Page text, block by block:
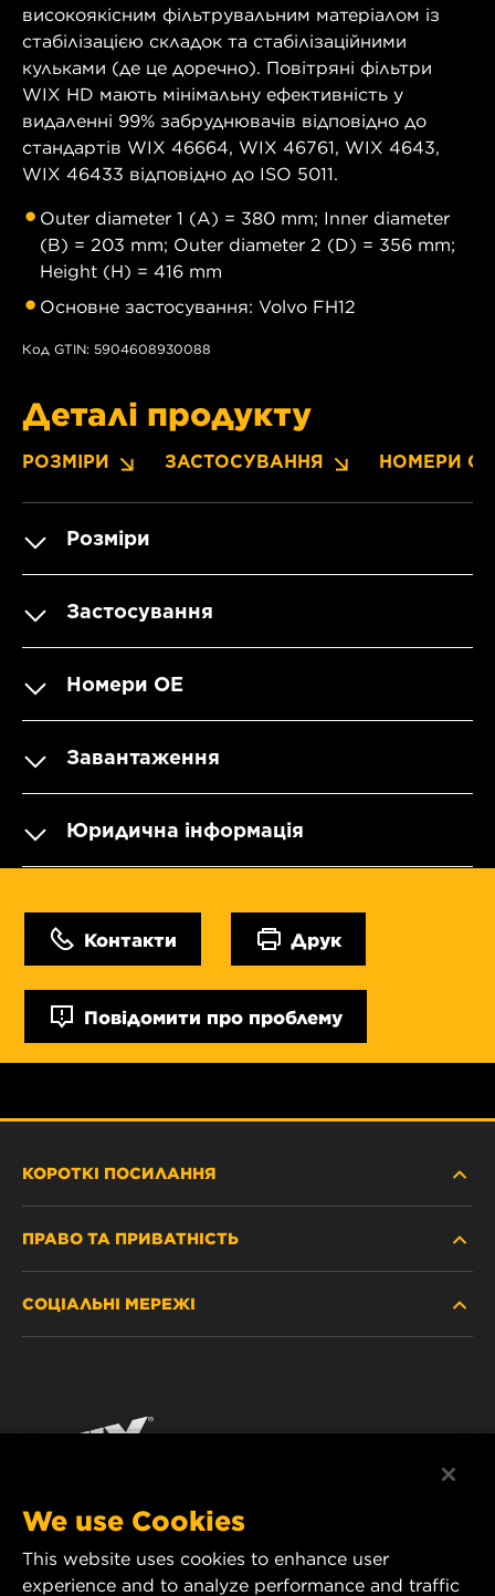
високоякісним фільтрувальним матеріалом із
стабілізацією складок та стабілізаційними
кульками (де це доречно). Повітряні фільтри
WIX HD мають мінімальну ефективність у
видаленні 99% забруднювачів відповідно до
стандартів WIX 46664, WIX 46761, WIX 4643,
WIX 46433 відповідно до ISO 5011.
Outer diameter 1 (A) = 380 mm; Inner diameter
(B) = 203 mm; Outer diameter 2 (D) = 356 mm;
Height (H) = 416 mm
Основне застосування: Volvo FH12
Код GTIN: 5904608930088
Деталі продукту
РОЗМІРИ ЗАСТОСУВАННЯ НОМЕРИ OE
Розміри
Застосування
Номери OE
Завантаження
Юридична інформація
Контакти Друк
Повідомити про проблему
КОРОТКІ ПОСИЛАННЯ
ПРАВО ТА ПРИВАТНІСТЬ
ЗАХИСТ ПЕРСОНАЛЬНИХ ДАНИХ
РЕКВІЗИТИ
СОЦІАЛЬНІ МЕРЕЖІ
MANN+HUMMEL FT Poland
We use Cookies
This website uses cookies to enhance user
experience and to analyze performance and traffic